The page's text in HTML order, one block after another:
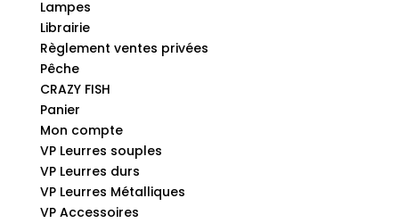
Lampes
Librairie
Règlement ventes privées
Pêche
CRAZY FISH
Panier
Mon compte
VP Leurres souples
VP Leurres durs
VP Leurres Métalliques
VP Accessoires